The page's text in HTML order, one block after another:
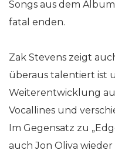
Songs aus dem
fatal enden.
Zak Stevens zeigt
überaus talentiert ist
Weiterentwicklung
Vocallines und
Im Gegensatz zu
auch Jon Oliva